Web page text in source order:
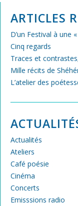
ARTICLES
D’un Festival à une
Cinq regards
Traces et
Mille récits de
L’atelier des
Actualités
Ateliers
Café poésie
Cinéma
Concerts
Emisssions radio